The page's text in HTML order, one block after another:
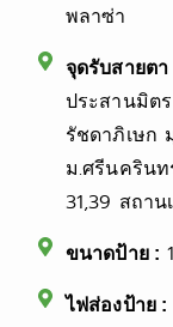
พลาซ่า
จุดรับสายตา
ประสานมิต
รัชดาภิเษก
ม.ศรีนคริน
31,39 สถา
ขนาดป้าย :
ไฟส่องป้าย :